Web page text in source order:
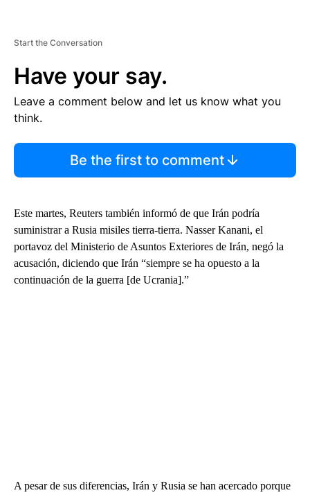
Start the Conversation
Have your say.
Leave a comment below and let us know what you
think.
Be the first to comment
Este martes, Reuters también informó de que Irán podría
suministrar a Rusia misiles tierra-tierra. Nasser Kanani, el
portavoz del Ministerio de Asuntos Exteriores de Irán, negó la
acusación, diciendo que Irán “siempre se ha opuesto a la
continuación de la guerra [de Ucrania].”
A pesar de sus diferencias, Irán y Rusia se han acercado porque